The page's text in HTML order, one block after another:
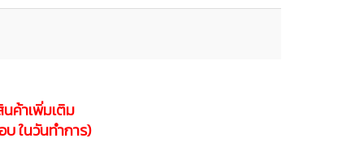
ค้าเพิ่มเติม
อบ ในวันทำการ)